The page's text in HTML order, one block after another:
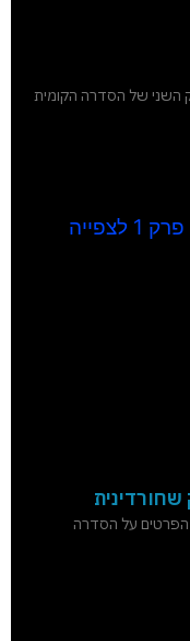
בפרק השני של הסדרה הקומית
וכל הפרטים על הסדרה